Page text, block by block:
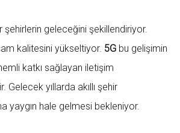
şehirlerin geleceğini şekillendiriyor.
kalitesini yükseltiyor. 5G bu gelişimin
katkı sağlayan iletişim
Gelecek yıllarda akıllı şehir
yaygın hale gelmesi bekleniyor.